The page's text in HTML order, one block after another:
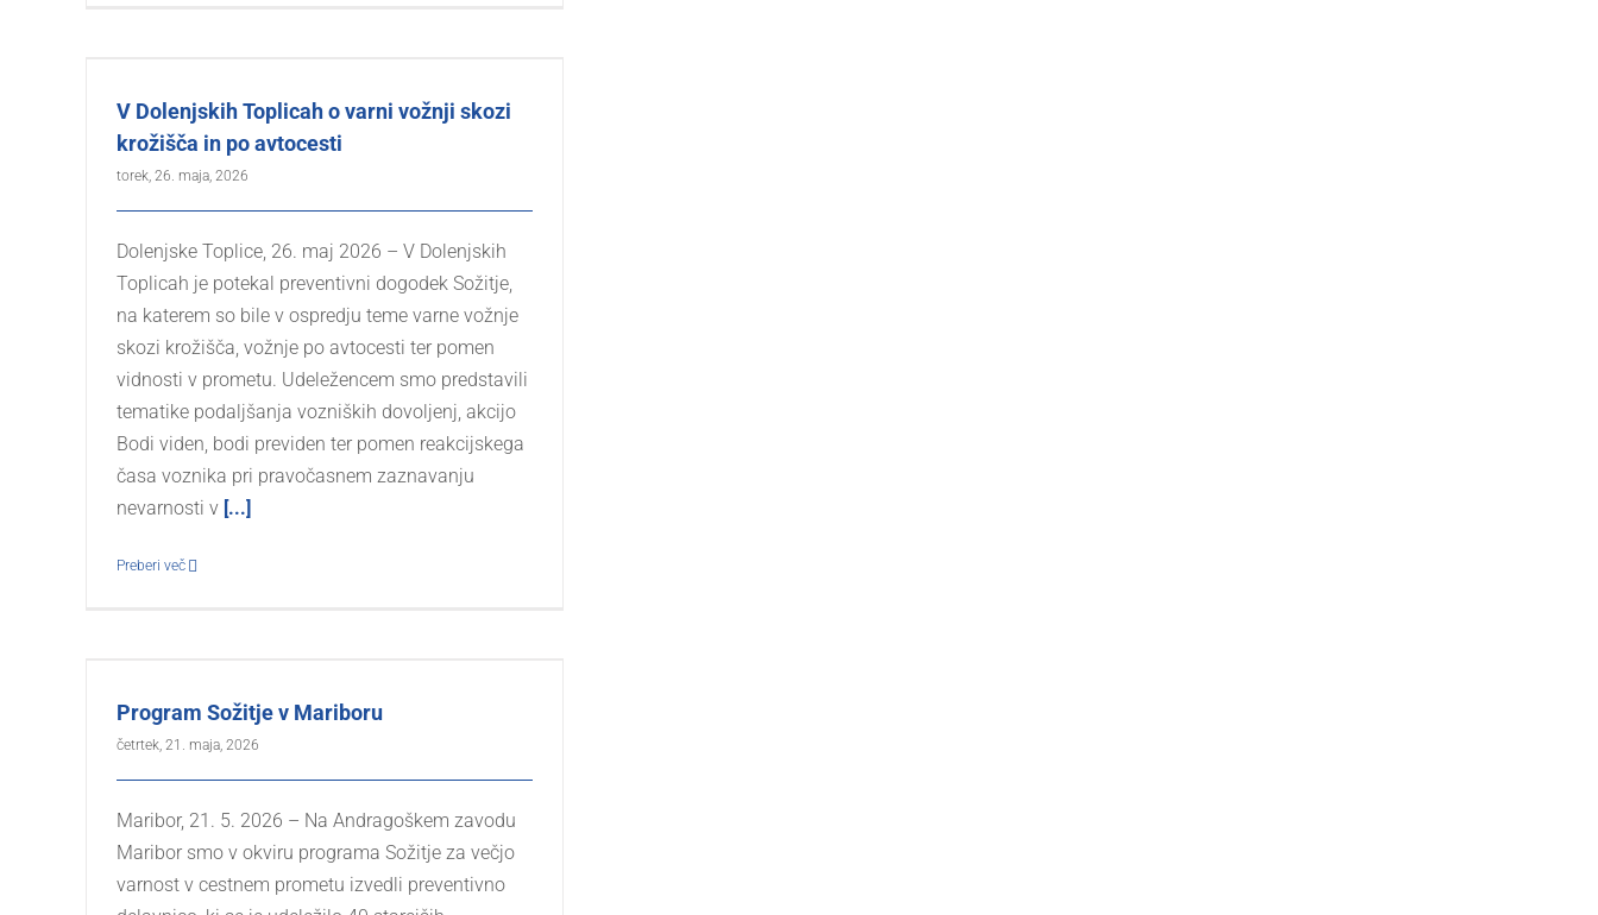
V Dolenjskih Toplicah o varni vožnji skozi
krožišča in po avtocesti
torek, 26. maja, 2026
Dolenjske Toplice, 26. maj 2026 – V Dolenjskih
Toplicah je potekal preventivni dogodek Sožitje,
na katerem so bile v ospredju teme varne vožnje
skozi krožišča, vožnje po avtocesti ter pomen
vidnosti v prometu. Udeležencem smo predstavili
tematike podaljšanja vozniških dovoljenj, akcijo
Bodi viden, bodi previden ter pomen reakcijskega
časa voznika pri pravočasnem zaznavanju
nevarnosti v [...]
Preberi več
Program Sožitje v Mariboru
četrtek, 21. maja, 2026
Maribor, 21. 5. 2026 – Na Andragoškem zavodu
Maribor smo v okviru programa Sožitje za večjo
varnost v cestnem prometu izvedli preventivno